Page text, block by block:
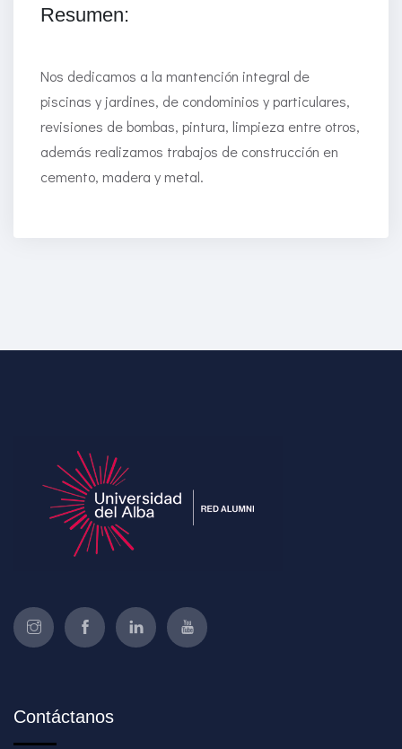
Resumen:
Nos dedicamos a la mantención integral de
piscinas y jardines, de condominios y particulares,
revisiones de bombas, pintura, limpieza entre otros,
además realizamos trabajos de construcción en
cemento, madera y metal.
Contáctanos